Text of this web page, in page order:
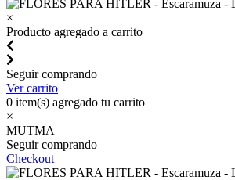
×
Producto agregado a carrito
Seguir comprando
Ver carrito
0 item(s) agregado tu carrito
×
MUTMA
Seguir comprando
Checkout